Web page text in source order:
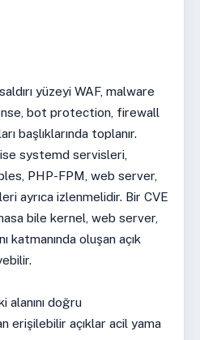
yüzeyi WAF, malware
bot protection, firewall
başlıklarında toplanır.
systemd servisleri,
PHP-FPM, web server,
ayrıca izlenmelidir. Bir CVE
bile kernel, web server,
katmanında oluşan açık
doğru
erişilebilir açıklar acil yama